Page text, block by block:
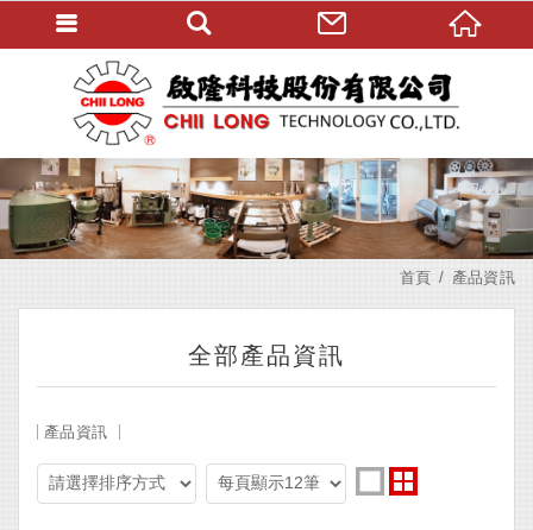
首頁 產品資訊
全部產品資訊
產品資訊